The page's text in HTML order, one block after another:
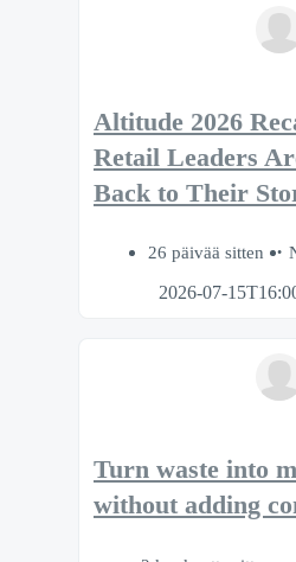
Altitude 2026
Retail Leaders
Back to Their
26 päivää sitten
2026-07-
Turn waste into
without adding